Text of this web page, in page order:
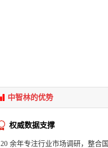
中智林的优势
权威数据支撑
20 余年专注行业市场调研，整合国